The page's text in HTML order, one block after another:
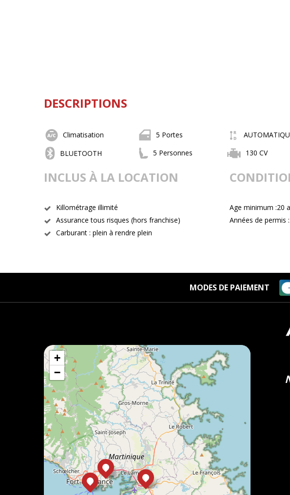
DESCRIPTIONS
Climatisation 5 Portes
BLUETOOTH
5 Personnes 130 CV
INCLUS À LA LOCATION
Killométrage illimité
Assurance tous risques (hors franchise)
Carburant : plein à rendre plein
Age minimum :20
Années de permis
MODES DE PAIEMENT
+
−